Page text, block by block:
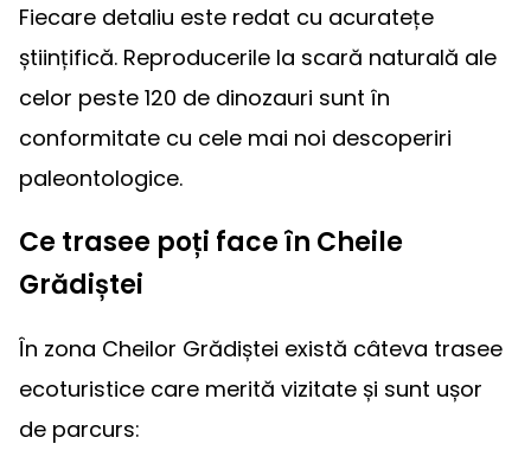
Fiecare detaliu este redat cu acuratețe
științifică. Reproducerile la scară naturală ale
celor peste 120 de dinozauri sunt în
conformitate cu cele mai noi descoperiri
paleontologice.
Ce trasee poți face în Cheile
Grădiștei
În zona Cheilor Grădiștei există câteva trasee
ecoturistice care merită vizitate și sunt ușor
de parcurs: